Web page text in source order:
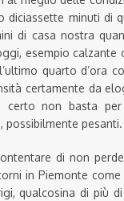
diciassette minuti di
di casa nostra
esempio
quarto d’ora
certamente da
certo non basta
possibilmente pesanti.
di non
in Piemonte
qualcosina di più